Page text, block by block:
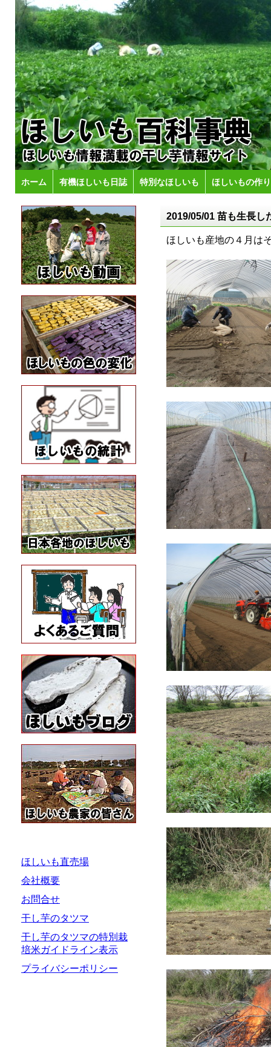
ホーム 有機ほしいも日誌 特別なほしいも ほしいもの作
ほしいも直売場
会社概要
お問合せ
干し芋のタツマ
干し芋のタツマの特別栽
培米ガイドライン表示
プライバシーポリシー
2019/05/01 苗も生長し
ほしいも産地の４月は